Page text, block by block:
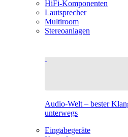
HiFi-Komponenten
Lautsprecher
Multiroom
Stereoanlagen
Audio-Welt – bester
unterwegs
Eingabegeräte